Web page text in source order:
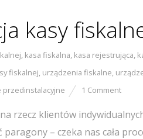
kasy
, kasa fiskalna, kasa rejestrująca,
fiskalnej, urządzenia fiskalne,
przedinstalacyjne 1 Comment
rzecz klientów
– czeka nas cała